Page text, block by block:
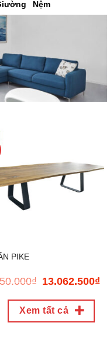
Nệm
PIKE
₫
Giá
là:
13.750.000₫.
13.062.500₫
Xem tất cả